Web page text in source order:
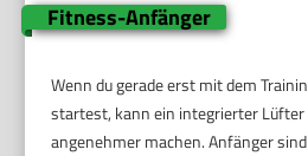
Fitness-Anfänger
Wenn du gerade erst mit dem
startest, kann ein integrierter Lüfter
angenehmer machen. Anfänger